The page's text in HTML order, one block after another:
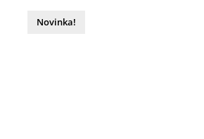
Novinka!